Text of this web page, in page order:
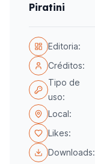
Piratini
Editoria:
Créditos:
Tipo de
uso:
Local:
Likes:
Downloads: